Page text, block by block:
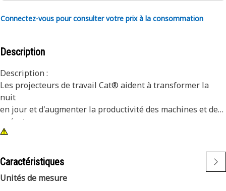
Connectez-vous pour consulter votre prix à la consommation
Description
Description :
Les projecteurs de travail Cat® aident à transformer la
nuit
en jour et d'augmenter la productivité des machines et des
opérateurs.
1) Les lampes Premium Cat sont conçues pour répondre
aux niveaux de vibration exigeants des petites et grandes
machines.
Caractéristiques
Unités de mesure